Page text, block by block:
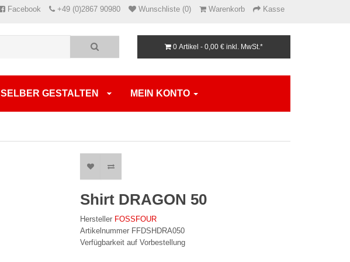
Facebook +49 (0)2867 90980 Wunschliste (0) Warenkorb Kasse
0 Artikel - 0,00 € inkl. MwSt.*
SELBER GESTALTEN MEIN KONTO
Shirt DRAGON 50
Hersteller FOSSFOUR
Artikelnummer FFDSHDRA050
Verfügbarkeit auf Vorbestellung